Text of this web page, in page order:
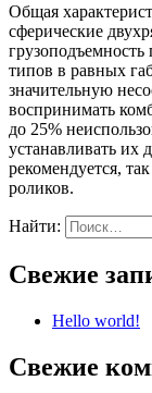
Общая
сферические
типов в равных
значительную
воспринимать
до 25%
устанавливать их
рекомендуется,
роликов.
Найти:
Свежие
Hello world!
Свежие